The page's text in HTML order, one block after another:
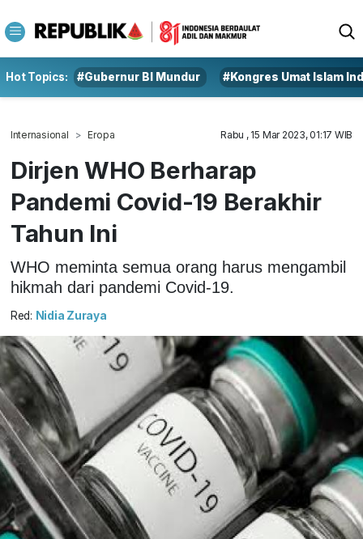
Hot Topics: #Gubernur BI Mundur #Kongres Umat Islam
Internasional Eropa Rabu , 15 Mar 2023, 01:17 WIB
Dirjen WHO Berharap
Pandemi Covid-19 Berakhir
Tahun Ini
WHO meminta semua orang harus mengambil
hikmah dari pandemi Covid-19.
Red: Nidia Zuraya